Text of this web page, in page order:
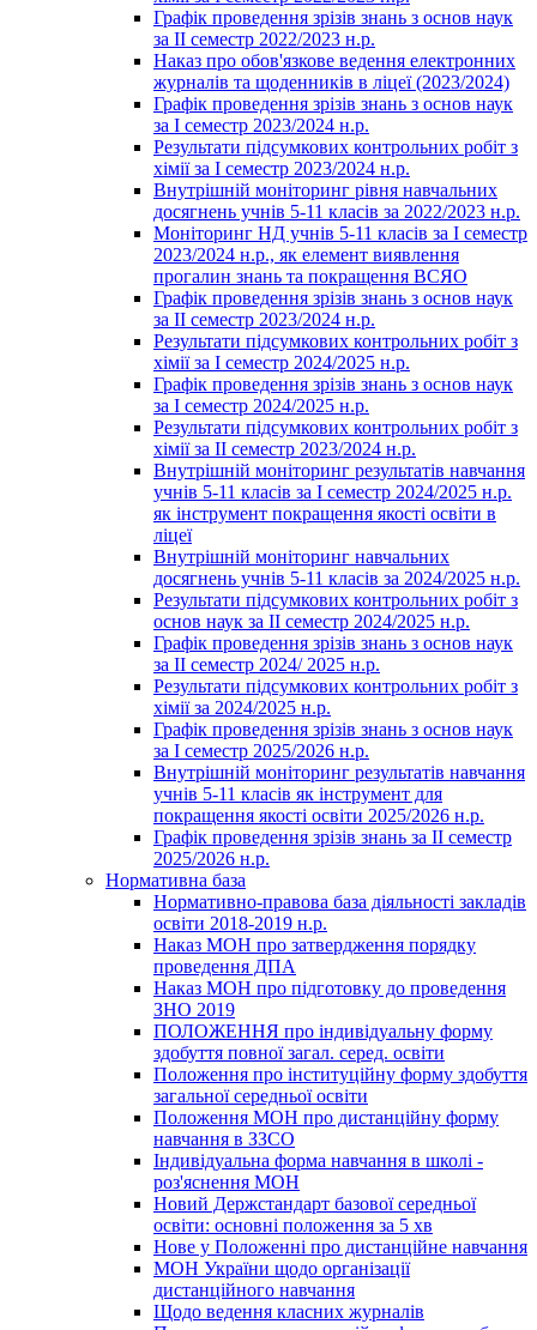
Графік проведення зрізів знань з основ наук
за ІІ семестр 2022/2023 н.р.
Наказ про обов'язкове ведення електронних
журналів та щоденників в ліцеї (2023/2024)
Графік проведення зрізів знань з основ наук
за І семестр 2023/2024 н.р.
Результати підсумкових контрольних робіт з
хімії за І семестр 2023/2024 н.р.
Внутрішній моніторинг рівня навчальних
досягнень учнів 5-11 класів за 2022/2023 н.р.
Моніторинг НД учнів 5-11 класів за І семестр
2023/2024 н.р., як елемент виявлення
прогалин знань та покращення ВСЯО
Графік проведення зрізів знань з основ наук
за ІІ семестр 2023/2024 н.р.
Результати підсумкових контрольних робіт з
хімії за І семестр 2024/2025 н.р.
Графік проведення зрізів знань з основ наук
за І семестр 2024/2025 н.р.
Результати підсумкових контрольних робіт з
хімії за ІІ семестр 2023/2024 н.р.
Внутрішній моніторинг результатів навчання
учнів 5-11 класів за І семестр 2024/2025 н.р.
як інструмент покращення якості освіти в
ліцеї
Внутрішній моніторинг навчальних
досягнень учнів 5-11 класів за 2024/2025 н.р.
Результати підсумкових контрольних робіт з
основ наук за ІІ семестр 2024/2025 н.р.
Графік проведення зрізів знань з основ наук
за ІІ семестр 2024/ 2025 н.р.
Результати підсумкових контрольних робіт з
хімії за 2024/2025 н.р.
Графік проведення зрізів знань з основ наук
за І семестр 2025/2026 н.р.
Внутрішній моніторинг результатів навчання
учнів 5-11 класів як інструмент для
покращення якості освіти 2025/2026 н.р.
Графік проведення зрізів знань за ІІ семестр
2025/2026 н.р.
Нормативна база
Нормативно-правова база діяльності закладів
освіти 2018-2019 н.р.
Наказ МОН про затвердження порядку
проведення ДПА
Наказ МОН про підготовку до проведення
ЗНО 2019
ПОЛОЖЕННЯ про індивідуальну форму
здобуття повної загал. серед. освіти
Положення про інституційну форму здобуття
загальної середньої освіти
Положення МОН про дистанційну форму
навчання в ЗЗСО
Індивідуальна форма навчання в школі -
роз'яснення МОН
Новий Держстандарт базової середньої
освіти: основні положення за 5 хв
Нове у Положенні про дистанційне навчання
МОН України щодо організації
дистанційного навчання
Щодо ведення класних журналів